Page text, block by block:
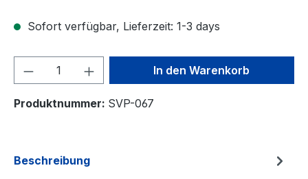
Sofort verfügbar, Lieferzeit: 1-3 days
Produkt Anzahl: Gib denIn den Warenkorb
Produktnummer: SVP-067
Beschreibung